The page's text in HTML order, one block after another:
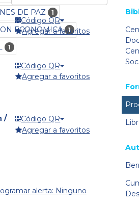
DE PAZ 1
ECONOMICA 1
1
Código QR
Agregar a favoritos
Código QR
Agregar a favoritos
/
Código QR
Agregar a favoritos
alerta: Ninguno